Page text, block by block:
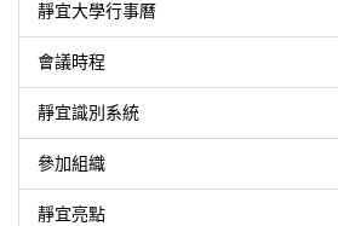
靜宜大學行事曆
會議時程
靜宜識別系統
參加組織
靜宜亮點